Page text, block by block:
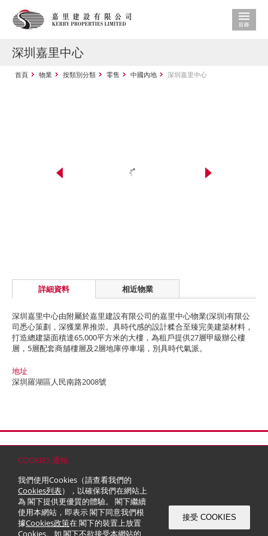
COOKIES 通知
我們使用Cookies（請查看我們的
Cookies列表），以確保我們在網站上
為 閣下提供更優質的體驗。 閣下繼續
使用本網站，即表示 閣下同意我們根
據Cookies政策在 閣下的裝置上放置
Cookies。如 閣下不欲接受本網站的
接受 COOKIES
深圳嘉里中心
首頁 物業 按類別分類 零售 中國內地 深圳嘉里中心
詳細資料 相近物業
深圳嘉里中心由附屬於嘉里建設有限公司的嘉里中心物業(深圳)有限公
司悉心策劃，深獲業界推崇。具時代感的設計糅合至臻完美建築材料，
打造總建築面積達65,000平方米的大樓，為租戶提供27層甲級辦公樓
層，5層配套商舖樓層及2層地庫停車場，別具時代氣派。
地址
深圳羅湖區人民南路2008號
© 2026 嘉里建設有限公司 (於百慕達註冊成立之有限公司)